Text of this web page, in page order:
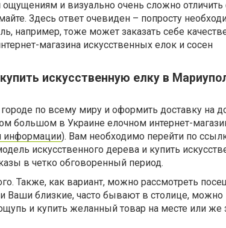
и визуально очень сложно отличить
Здесь ответ очевиден – попросту
например, тоже может заказать себе
магазина искусственных елок и сосен
искусственную елку в
по всему миру и оформить доставку на
большом в Украине елочном интернет-
информации). Вам необходимо перейти по
искусственного дерева и купить
в четко обговоренный период.
Также, как вариант, можно рассмотреть
Ваши близкие, часто бывают в столице, можно
и купить желанный товар на месте или же